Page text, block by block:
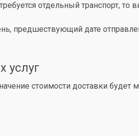
отдельный транспорт,
предшествующий дате
услуг
стоимости доставки будет